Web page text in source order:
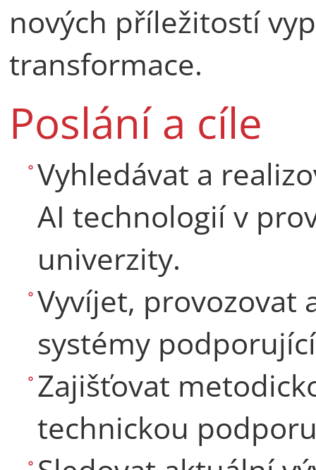
nových příležitostí
transformace.
Poslání a cíle
Vyhledávat a
AI technologií v
univerzity.
Vyvíjet, provozovat
systémy
Zajišťovat
technickou